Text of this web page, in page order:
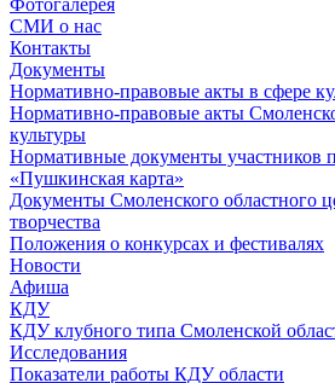
Фотогалерея
СМИ о нас
Контакты
Документы
Нормативно-правовые акты в сфере
Нормативно-правовые акты
культуры
Нормативные документы участников
«Пушкинская карта»
Документы Смоленского областного
творчества
Положения о конкурсах и фестивалях
Новости
Афиша
КДУ
КДУ клубного типа Смоленской
Исследования
Показатели работы КДУ области